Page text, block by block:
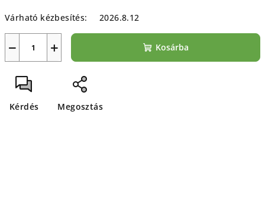
Várható kézbesítés:
2026.8.12
+
− Kosárba
Kérdés Megosztás